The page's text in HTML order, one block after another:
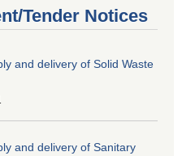
Tender Notices
and delivery of Solid Waste
and delivery of Sanitary